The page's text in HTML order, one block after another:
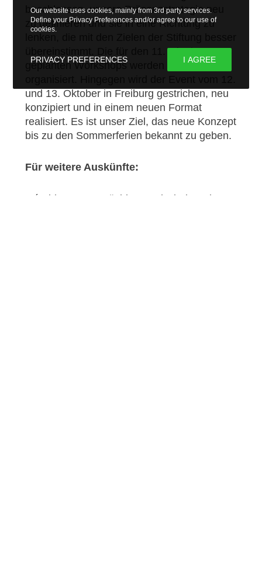
beschlossen, unsere Präsenzstrategie neu
zu definieren und sie in eine Richtung zu
übereinstimmt. Die für den 11. Oktober 2023
geplanten Workshops werden neu
und 13. Oktober in Freiburg gestrichen, neu
konzipiert und in einem neuen Format
realisiert. Es ist unser Ziel, das neue Konzept
bis zu den Sommerferien bekannt zu geben.
Für weitere Auskünfte:
Gérald Vernez, Präsident und Direktor der
Our website uses cookies, mainly from 3rd party services.
Define your Privacy Preferences and/or agree to our use of
cookies.
PRIVACY PREFERENCES I AGREE